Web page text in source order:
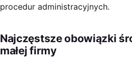
procedur administracyjnych.
Najczęstsze obowiązki
małej firmy